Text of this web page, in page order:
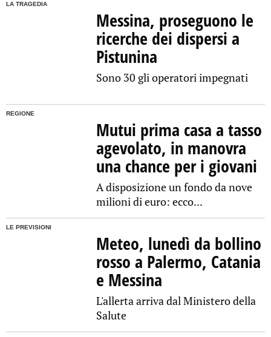
LA TRAGEDIA
Messina, proseguono le
ricerche dei dispersi a
Pistunina
Sono 30 gli operatori impegnati
REGIONE
Mutui prima casa a tasso
agevolato, in manovra
una chance per i giovani
A disposizione un fondo da nove
milioni di euro: ecco...
LE PREVISIONI
Meteo, lunedì da bollino
rosso a Palermo, Catania
e Messina
L'allerta arriva dal Ministero della
Salute